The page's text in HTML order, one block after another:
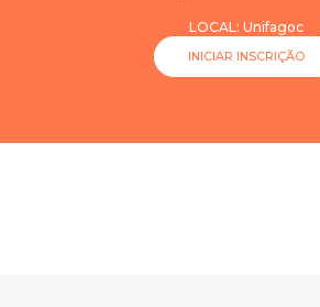
LOCAL: Unifagoc
INICIAR INSCRIÇÃO